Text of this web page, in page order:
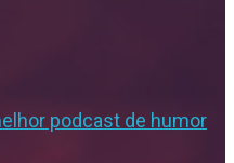
podcast de humor